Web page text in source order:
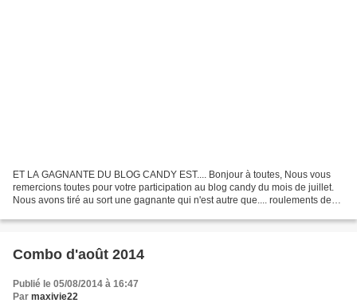
ET LA GAGNANTE DU BLOG CANDY EST.... Bonjour à toutes, Nous vous
remercions toutes pour votre participation au blog candy du mois de juillet.
Nous avons tiré au sort une gagnante qui n'est autre que.... roulements de
Combo d'août 2014
Publié le 05/08/2014 à 16:47
Par maxivie22